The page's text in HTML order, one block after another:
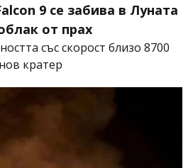
9 се забива в Луната
от прах
със скорост близо 8700
кратер